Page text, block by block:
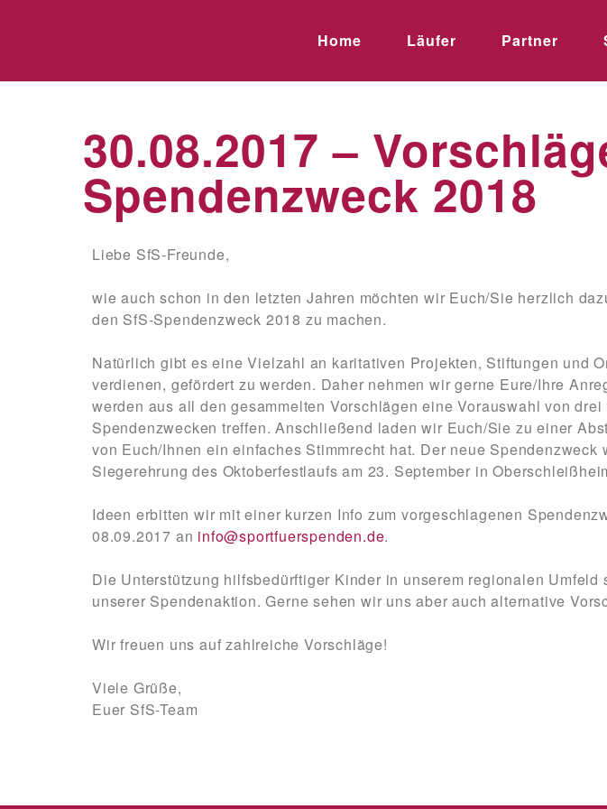
Home Läufer Partner
30.08.2017 –
Spendenzweck 2018
Liebe SfS-Freunde,
wie auch schon in den letzten Jahren möchten wir Euch/Sie herzlich
den SfS-Spendenzweck 2018 zu machen.
Natürlich gibt es eine Vielzahl an karitativen Projekten, Stiftungen und
verdienen, gefördert zu werden. Daher nehmen wir gerne Eure/Ihre
werden aus all den gesammelten Vorschlägen eine Vorauswahl von drei
Spendenzwecken treffen. Anschließend laden wir Euch/Sie zu einer
von Euch/Ihnen ein einfaches Stimmrecht hat. Der neue Spendenzweck
Siegerehrung des Oktoberfestlaufs am 23. September in
Ideen erbitten wir mit einer kurzen Info zum vorgeschlagenen
08.09.2017 an info@sportfuerspenden.de.
Die Unterstützung hilfsbedürftiger Kinder in unserem regionalen
unserer Spendenaktion. Gerne sehen wir uns aber auch alternative
Wir freuen uns auf zahlreiche Vorschläge!
Viele Grüße,
Euer SfS-Team